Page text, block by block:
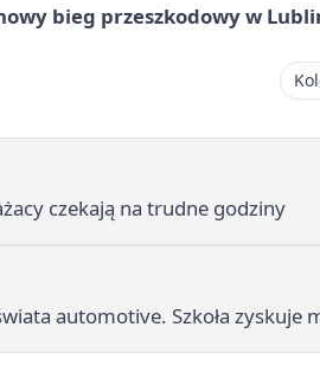
bieg przeszkodowy w
czekają na trudne godziny
automotive. Szkoła zyskuje